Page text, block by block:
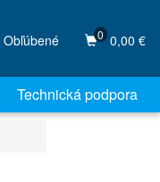
Obľúbené 0 0,00 €
Technická podpora